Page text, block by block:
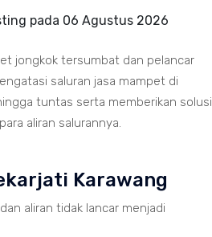
pada 06 Agustus 2026
jongkok tersumbat dan pelancar
saluran jasa mampet di
tuntas serta memberikan solusi
aliran salurannya.
Karawang
aliran tidak lancar menjadi